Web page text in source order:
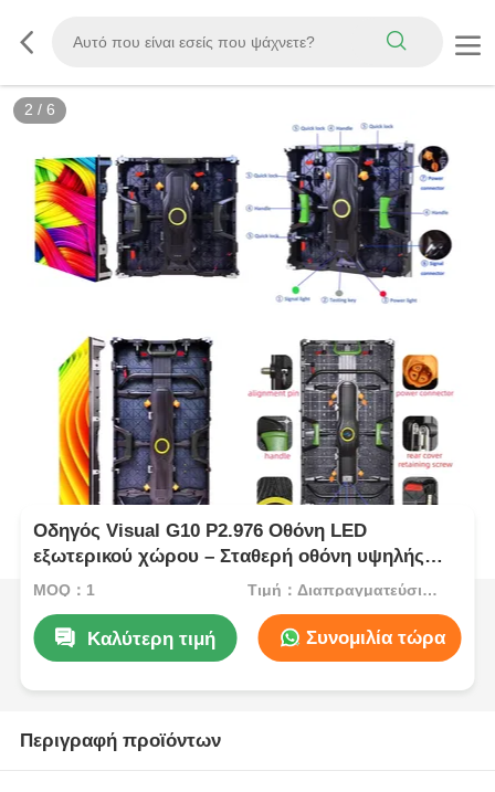
2 / 6
Οδηγός Visual G10 P2.976 Οθόνη LED
εξωτερικού χώρου – Σταθερή οθόνη υψηλής
φωτεινότητας για εμπορικές εφαρμογές
MOQ：1 Τιμή：Διαπραγματεύσιμος
Καλύτερη τιμή Συνομιλία τώρα
Περιγραφή προϊόντων